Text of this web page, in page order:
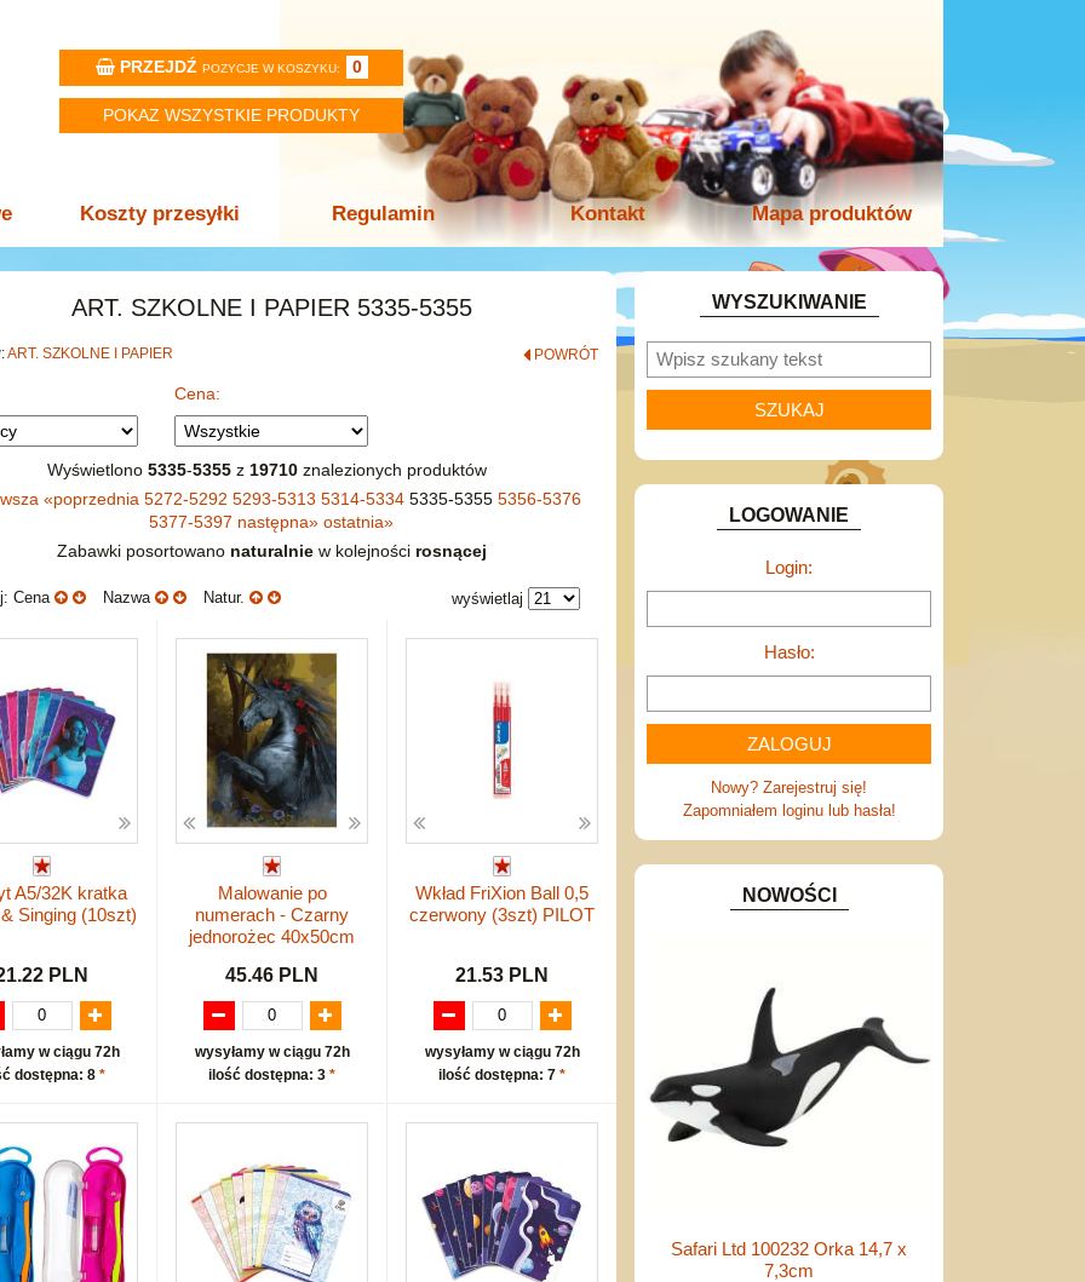
PRZEJDŹ POZYCJE W KOSZYKU: 0
POKAZ WSZYSTKIE PRODUKTY
Koszty przesyłki Regulamin Kontakt Mapa produktów
ART. SZKOLNE I PAPIER 5335-5355
ART. SZKOLNE I PAPIER POWRÓT
Cena:
Wyświetlono 5335-5355z 19710znalezionych produktów
«poprzednia 5272-5292 5293-5313 5314-5334 5335-5355 5356-5376
5377-5397 następna» ostatnia»
Zabawki posortowano naturalniew kolejności rosnącej
Cena Nazwa Natur. wyświetlaj
A5/32K kratka
Singing (10szt)
PLN
w ciągu 72h
dostępna: 8 *
Malowanie po
numerach - Czarny
jednorożec 40x50cm
45.46 PLN
wysyłamy w ciągu 72h
ilość dostępna: 3 *
Wkład FriXion Ball 0,5
czerwony (3szt) PILOT
21.53 PLN
wysyłamy w ciągu 72h
ilość dostępna: 7 *
WYSZUKIWANIE
LOGOWANIE
Login:
Hasło:
Nowy? Zarejestruj się!
Zapomniałem loginu lub hasła!
NOWOŚCI
Safari Ltd 100232 Orka 14,7 x
7,3cm